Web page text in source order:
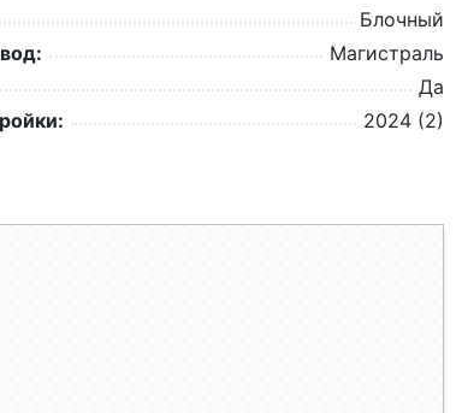
Блочный
Магистраль
Да
2024 (2)